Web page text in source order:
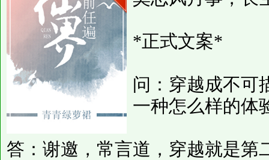
*正式文案*
问：穿越成不可
一种怎么样的体
答：谢邀，常言道，穿越就是第